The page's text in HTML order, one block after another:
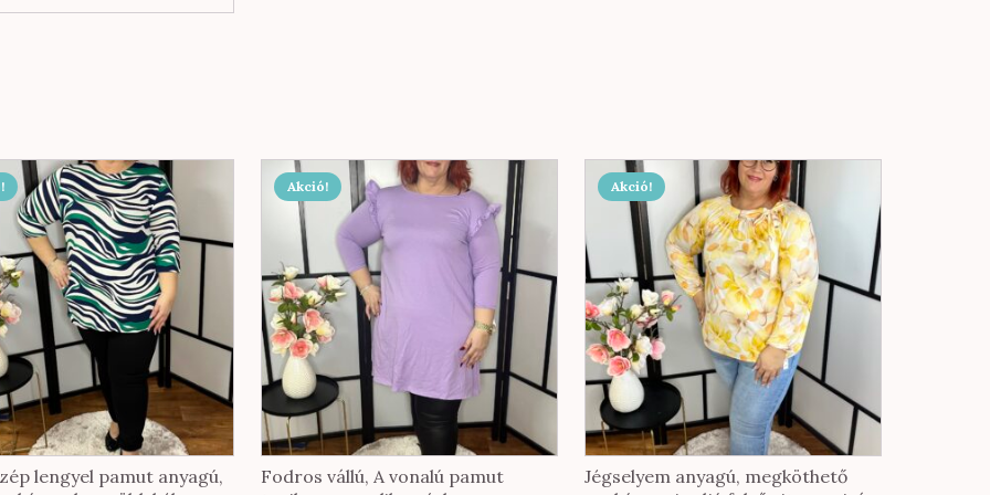
lengyel pamut anyagú,
Akció!
Fodros vállú, A vonalú pamut
Akció!
Jégselyem anyagú, megköthető